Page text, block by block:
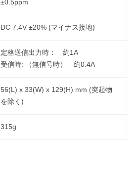
±0.5ppm
DC 7.4V ±20% (マイナス接地)
定格送信出力時： 約1A
受信時: （無信号時） 約0.4A
56(L) x 33(W) x 129(H) mm (突起物
を除く)
315g